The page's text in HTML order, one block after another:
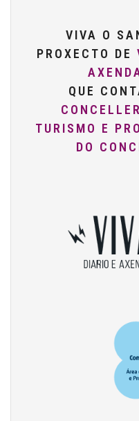
VIVA O
PROXECTO DE
QUE
TURISMO E
DO